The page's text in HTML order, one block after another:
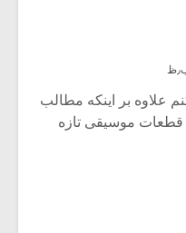
علاوه بر اینکه مطالب
قطعات موسیقی تازه